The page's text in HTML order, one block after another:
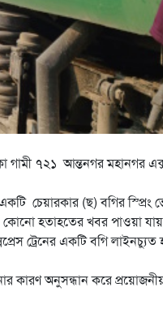
গামী ৭২১ আন্তনগর মহানগর
চেয়ারকার (ছ) বগির স্প্রিং
কোনো হতাহতের খবর পাওয়া
ট্রেনের একটি বগি
কারণ অনুসন্ধান করে প্রয়োজনীয়